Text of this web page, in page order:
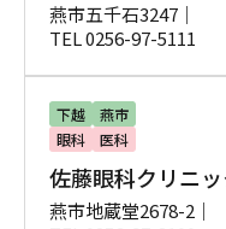
燕市五千石3247｜
TEL 0256-97-5111
下越
燕市
眼科
医科
佐藤眼科クリニッ
燕市地蔵堂2678-2｜